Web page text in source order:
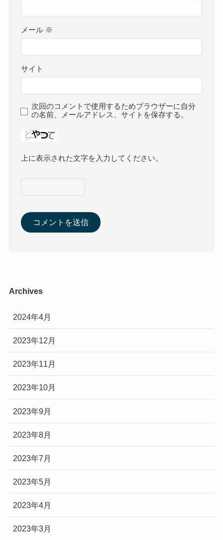
メール ※
サイト
次回のコメントで使用するためブラウザーに自分
の名前、メールアドレス、サイトを保存する。
上に表示された文字を入力してください。
Archives
2024年4月
2023年12月
2023年11月
2023年10月
2023年9月
2023年8月
2023年7月
2023年5月
2023年4月
2023年3月